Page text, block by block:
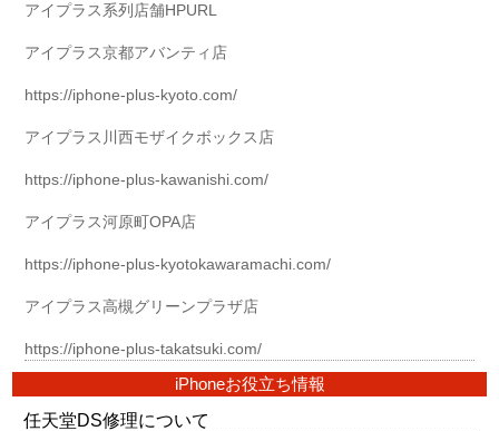
アイプラス系列店舗HPURL
アイプラス京都アバンティ店
https://iphone-plus-kyoto.com/
アイプラス川西モザイクボックス店
https://iphone-plus-kawanishi.com/
アイプラス河原町OPA店
https://iphone-plus-kyotokawaramachi.com/
アイプラス高槻グリーンプラザ店
https://iphone-plus-takatsuki.com/
iPhoneお役立ち情報
任天堂DS修理について